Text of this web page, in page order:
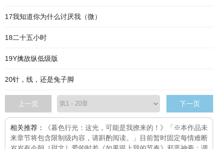
17我知道你为什么讨厌我（微）
18二十五小时
19Y擒故纵低级版
20针，线，还是兔子脚
上一页 下一页
相关推荐：
《暮色行光：这光，可能是我撩来的！》「※本作品未
来章节将包含限制级内容，请斟酌阅读。」目前暂时固定每情难断